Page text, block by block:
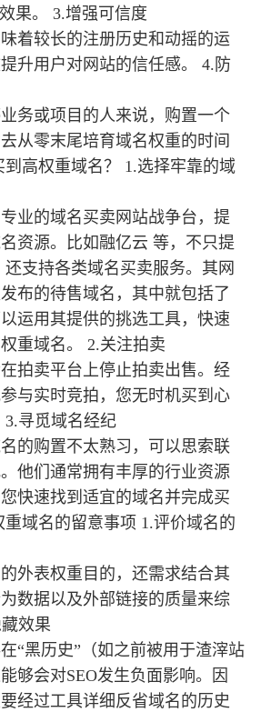
果。 3.增强可信度
着较长的注册历史和动摇的运
升用户对网站的信任感。 4.防
务或项目的人来说，购置一个
从零末尾培育域名权重的时间
高权重域名？ 1.选择牢靠的域
业的域名买卖网站战争台，提
资源。比如融亿云 等，不只提
支持各类域名买卖服务。其网
布的待售域名，其中就包括了
运用其提供的挑选工具，快速
重域名。 2.关注拍卖
拍卖平台上停止拍卖出售。经
与实时竞拍，您无时机买到心
寻觅域名经纪
的购置不太熟习，可以思索联
他们通常拥有丰厚的行业资源
快速找到适宜的域名并完成买
域名的留意事项 1.评价域名的
外表权重目的，还需求结合其
数据以及外部链接的质量来综
效果
“黑历史”（如之前被用于渣滓站
够会对SEO发生负面影响。因
经过工具详细反省域名的历史